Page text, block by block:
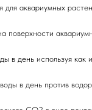
аквариумных
поверхности
в день используя
в день против